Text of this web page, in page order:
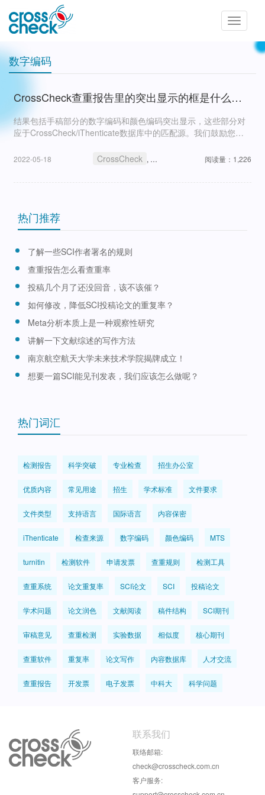
Toggle
数字编码
CrossCheck查重报告里的突出显示的框是什么意思？
结果包括手稿部分的数字编码和颜色编码突出显示，这些部分对
应于CrossCheck/iThenticate数据库中的匹配源。我们鼓励您仔
2022-05-18 CrossCheck , 查重报告 数字编码 , 颜色
阅读量：1,226
热门推荐
了解一些SCI作者署名的规则
查重报告怎么看查重率
投稿几个月了还没回音，该不该催？
如何修改，降低SCI投稿论文的重复率？
Meta分析本质上是一种观察性研究
讲解一下文献综述的写作方法
南京航空航天大学未来技术学院揭牌成立！
想要一篇SCI能见刊发表，我们应该怎么做呢？
热门词汇
检测报告 科学突破 专业检查 招生办公室
优质内容 常见用途 招生 学术标准 文件要求
文件类型 支持语言 国际语言 内容保密
iThenticate 检查来源 数字编码 颜色编码 MTS
turnitin 检测软件 申请发票 查重规则 检测工具
查重系统 论文重复率 SCI论文 SCI 投稿论文
学术问题 论文润色 文献阅读 稿件结构 SCI期刊
审稿意见 查重检测 实验数据 相似度 核心期刊
查重软件 重复率 论文写作 内容数据库 人才交流
查重报告 开发票 电子发票 中科大 科学问题
联系我们
联络邮箱:
check@crosscheck.com.cn
客户服务: